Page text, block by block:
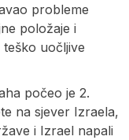
probleme
položaje i
uočljive
počeo je 2.
na sjever Izraela,
i Izrael napali